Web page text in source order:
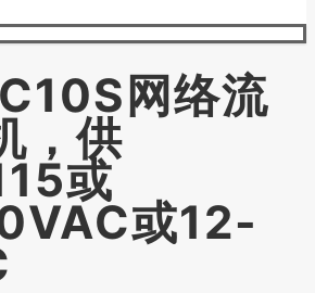
网络流
，供
或
或12-